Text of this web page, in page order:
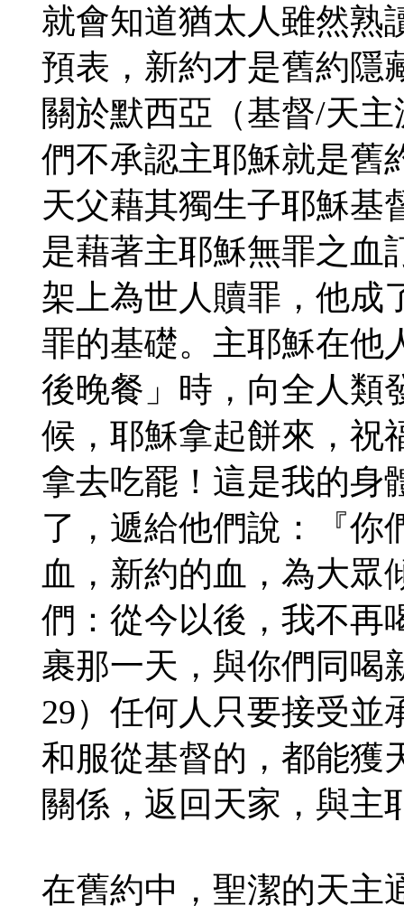
就會知道猶太人雖然熟
預表，新約才是舊約隱
關於默西亞（基督/天
們不承認主耶穌就是舊
天父藉其獨生子耶穌基
是藉著主耶穌無罪之血
架上為世人贖罪，他成
罪的基礎。主耶穌在他
後晚餐」時，向全人類
候，耶穌拿起餅來，祝
拿去吃罷！這是我的身
了，遞給他們說：『你
血，新約的血，為大眾
們：從今以後，我不再
裹那一天，與你們同喝
29）任何人只要接受並
和服從基督的，都能獲
關係，返回天家，與主
在舊約中，聖潔的天主